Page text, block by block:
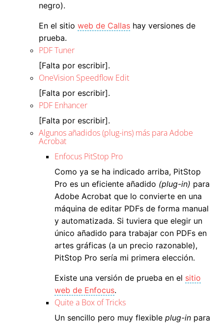
negro).
En el sitio web de Callas hay versiones de
prueba.
PDF Tuner
[Falta por escribir].
OneVision Speedflow Edit
[Falta por escribir].
PDF Enhancer
[Falta por escribir].
Algunos añadidos (plug-ins) más para Adobe
Acrobat
Enfocus PitStop Pro
Como ya se ha indicado arriba, PitStop
Pro es un eficiente añadido (plug-in) para
Adobe Acrobat que lo convierte en una
máquina de editar PDFs de forma manual
y automatizada. Si tuviera que elegir un
único añadido para trabajar con PDFs en
artes gráficas (a un precio razonable),
PitStop Pro sería mi primera elección.
Existe una versión de prueba en el sitio
web de Enfocus.
Quite a Box of Tricks
Un sencillo pero muy flexible plug-in para